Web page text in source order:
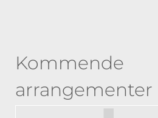
Kommende
arrangementer